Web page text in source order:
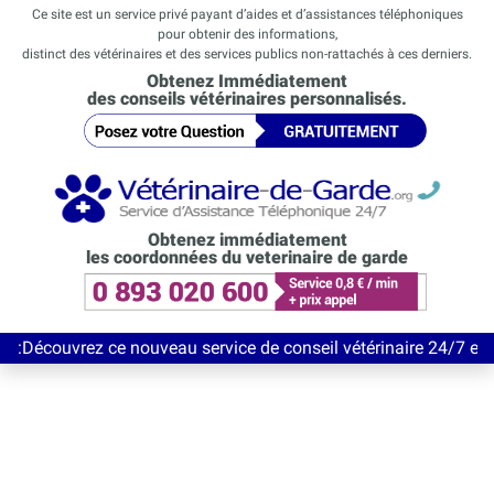
Ce site est un service privé payant d’aides et d’assistances téléphoniques
pour obtenir des informations,
distinct des vétérinaires et des services publics non-rattachés à ces derniers.
Obtenez Immédiatement
des conseils vétérinaires personnalisés.
Obtenez immédiatement
les coordonnées du veterinaire de garde
ce nouveau service de conseil vétérinaire 24/7